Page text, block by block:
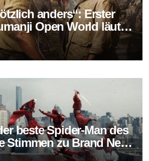
anders“: Erster
Open World läutet
Reihe ein
beste Spider-Man des
Stimmen zu Brand New
positiv aus